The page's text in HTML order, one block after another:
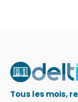
Tous les mois,